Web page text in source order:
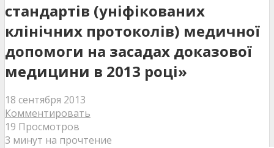
стандартів (уніфікованих
клінічних протоколів) медичної
допомоги на засадах доказової
медицини в 2013 році»
18 сентября 2013
Комментировать
19 Просмотров
3 минут на прочтение